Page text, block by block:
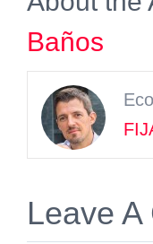
Baños
Leave